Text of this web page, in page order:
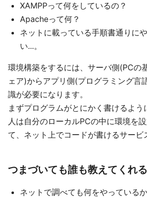
XAMPPって何をしているの？
Apacheって何？
ネットに載っている手順書通りに
い...。
環境構築をするには、サーバ側(PCの
ェア)からアプリ側(プログラミング言
識が必要になります。
まずプログラムがとにかく書けるよう
人は自分のローカルPCの中に環境を
て、ネット上でコードが書けるサービ
つまづいても誰も教えてくれ
ネットで調べても何をやっている